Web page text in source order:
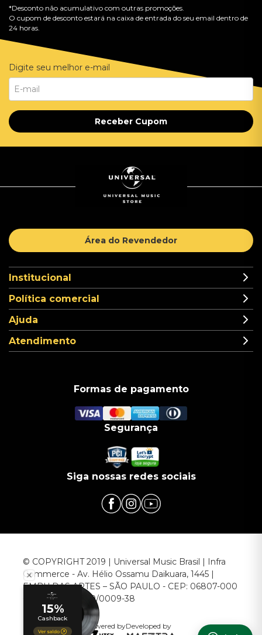
*Desconto não acumulativo com outras promoções.
O cupom de desconto estará na caixa de entrada do seu email dentro de
24 horas.
Digite seu melhor e-mail
Receber Cupom
Área do Revendedor
Institucional
Política comercial
Ajuda
Atendimento
Formas de pagamento
Segurança
Siga nossas redes sociais
© COPYRIGHT 2019 | Universal Music Brasil | Infra
Commerce - Av. Hélio Ossamu Daikuara, 1445 |
EMBU DAS ARTES – SÃO PAULO - CEP: 06807-000
CNPJ: 00.952.789/0009-38
Powered byDeveloped by